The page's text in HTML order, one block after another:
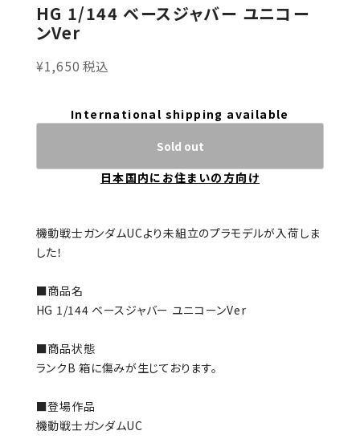
HG 1/144 ベースジャバー ユニコー
ンVer
¥1,650 税込
International shipping available
Sold out
日本国内にお住まいの方向け
機動戦士ガンダムUCより未組立のプラモデルが入荷しま
した！
■商品名
HG 1/144 ベースジャバー ユニコーンVer
■商品状態
ランクB 箱に傷みが生じております。
■登場作品
機動戦士ガンダムUC